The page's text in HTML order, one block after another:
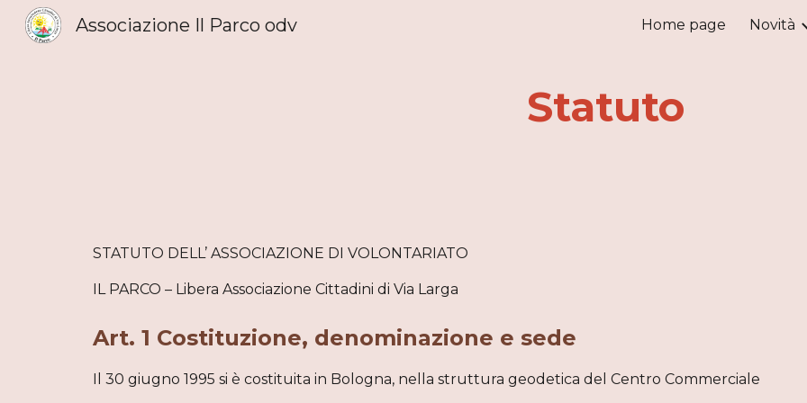
Skip to
Associazione Il Parco odv Home page Novità
Statuto
STATUTO DELL’ ASSOCIAZIONE DI VOLONTARIATO
IL PARCO – Libera Associazione Cittadini di Via Larga
Art. 1 Costituzione, denominazione e sede
Il 30 giugno 1995 si è costituita in Bologna, nella struttura geodetica del Centro Commerciale